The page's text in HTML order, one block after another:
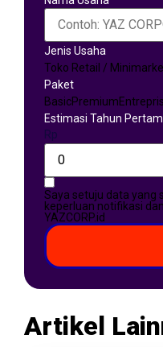
Jenis Usaha
Toko Retail /
Paket
BasicPremium
Estimasi Tahun
Rp
Saya setuju data yang
keperluan notifikasi
YAZCORP.id
Artikel